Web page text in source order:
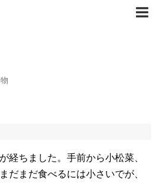
経ちました。手前から小松菜、
だまだ食べるには小さいでが、